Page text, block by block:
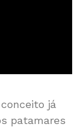
já
patamares